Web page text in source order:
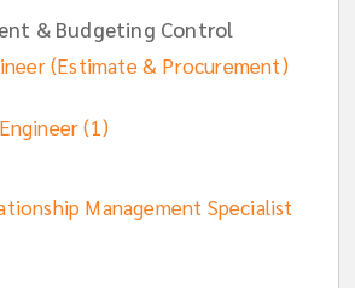
& Budgeting Control
(Estimate & Procurement)
(1)
Management Specialist